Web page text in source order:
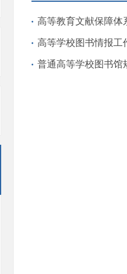
高等教育文献保障体
高等学校图书情报工
普通高等学校图书馆